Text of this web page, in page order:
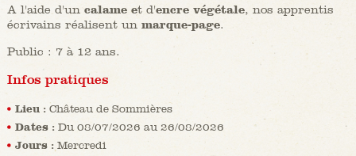
A l'aide d'un calame et d'encre végétale, nos apprentis
écrivains réalisent un marque-page.
Public : 7 à 12 ans.
Infos pratiques
Lieu : Château de Sommières
Dates : Du 08/07/2026 au 26/08/2026
Jours : Mercredi